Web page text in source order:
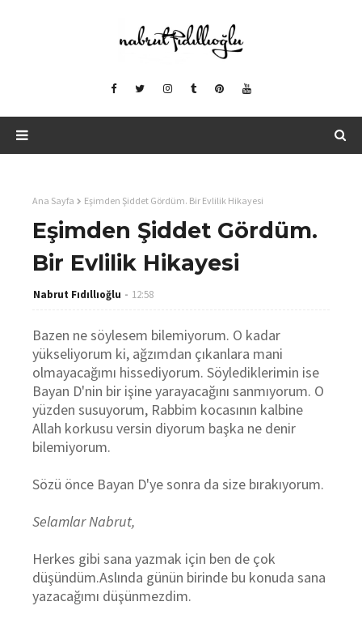
Ana Sayfa Eşimden Şiddet Gördüm. Bir Evlilik Hikayesi
Eşimden Şiddet Gördüm.
Bir Evlilik Hikayesi
Nabrut Fıdıllıoğlu 12:58
Bazen ne söylesem bilemiyorum. O kadar
yükseliyorum ki, ağzımdan çıkanlara mani
olmayacağımı hissediyorum. Söylediklerimin ise
Bayan D'nin bir işine yarayacağını sanmıyorum. O
yüzden susuyorum, Rabbim kocasının kalbine
Allah korkusu versin diyorum başka ne denir
bilemiyorum.
Sözü önce Bayan D'ye sonra da size bırakıyorum.
Selamlar Nabrut,
Herkes gibi sana yazmak için ben de çok
düşündüm.Aslında günün birinde bu konuda sana
yazacağımı düşünmezdim.